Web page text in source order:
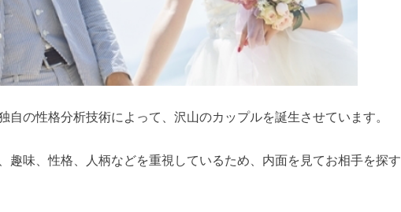
自の性格分析技術によって、沢山のカップルを誕生させています。
趣味、性格、人柄などを重視しているため、内面を見てお相手を探す